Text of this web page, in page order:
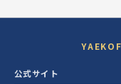
公式サイト